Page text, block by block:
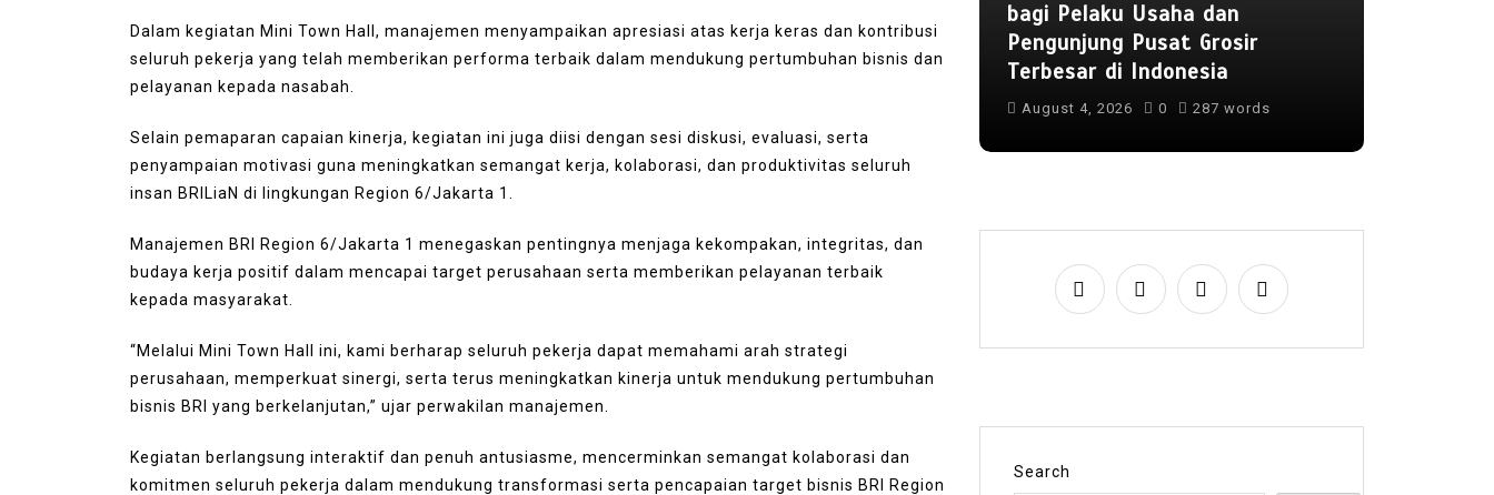
Dalam kegiatan Mini Town Hall, manajemen menyampaikan apresiasi atas kerja keras dan kontribusi
seluruh pekerja yang telah memberikan performa terbaik dalam mendukung pertumbuhan bisnis dan
pelayanan kepada nasabah.
Selain pemaparan capaian kinerja, kegiatan ini juga diisi dengan sesi diskusi, evaluasi, serta
penyampaian motivasi guna meningkatkan semangat kerja, kolaborasi, dan produktivitas seluruh
insan BRILiaN di lingkungan Region 6/Jakarta 1.
Manajemen BRI Region 6/Jakarta 1 menegaskan pentingnya menjaga kekompakan, integritas, dan
budaya kerja positif dalam mencapai target perusahaan serta memberikan pelayanan terbaik
kepada masyarakat.
“Melalui Mini Town Hall ini, kami berharap seluruh pekerja dapat memahami arah strategi
perusahaan, memperkuat sinergi, serta terus meningkatkan kinerja untuk mendukung pertumbuhan
bisnis BRI yang berkelanjutan,” ujar perwakilan manajemen.
Kegiatan berlangsung interaktif dan penuh antusiasme, mencerminkan semangat kolaborasi dan
komitmen seluruh pekerja dalam mendukung transformasi serta pencapaian target bisnis BRI Region
Pengunjung Pusat Grosir
Terbesar di Indonesia
Early Registration for Swimming
Lessons at the New Venue
bagi Pelaku Usaha dan
Pengunjung Pusat Grosir
Terbesar di Indonesia
August 4, 2026 0 287 words
Search